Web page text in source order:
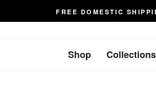
FREE DOMESTIC
Shop Collections